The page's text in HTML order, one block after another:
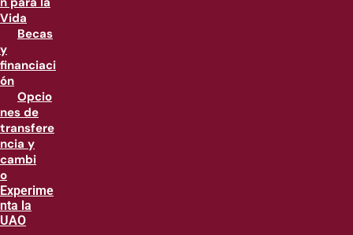
Vida
Becas
y
financiaci
ón
Opcio
nes de
transfere
ncia y
cambi
o
Experime
nta la
UAO